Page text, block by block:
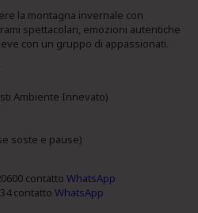
la montagna invernale con
spettacolari, emozioni autentiche
con un gruppo di appassionati.
Ambiente Innevato)
soste e pause)
contatto WhatsApp
contatto WhatsApp